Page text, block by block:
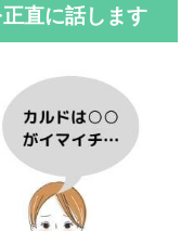
直に話します